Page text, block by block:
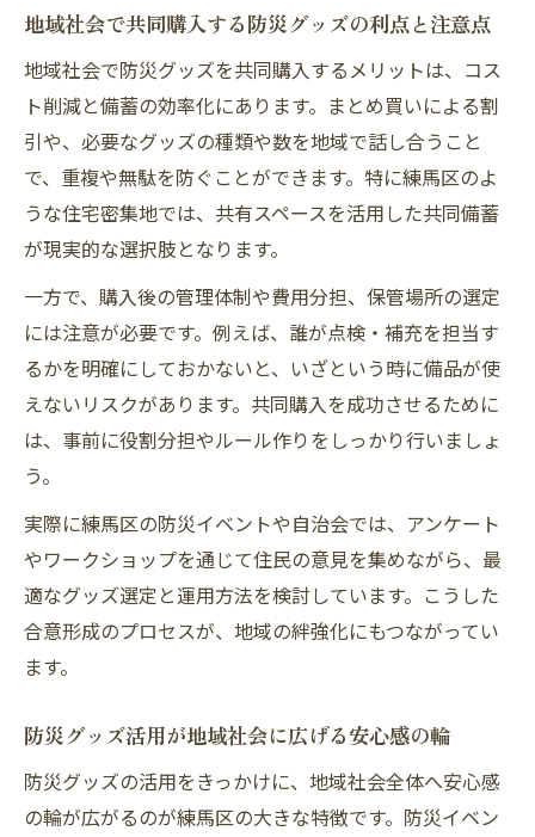
地域社会で共同購入する防災グッズの利点と注意点
地域社会で防災グッズを共同購入するメリットは、コス
ト削減と備蓄の効率化にあります。まとめ買いによる割
引や、必要なグッズの種類や数を地域で話し合うこと
で、重複や無駄を防ぐことができます。特に練馬区のよ
うな住宅密集地では、共有スペースを活用した共同備蓄
が現実的な選択肢となります。
一方で、購入後の管理体制や費用分担、保管場所の選定
には注意が必要です。例えば、誰が点検・補充を担当す
るかを明確にしておかないと、いざという時に備品が使
えないリスクがあります。共同購入を成功させるために
は、事前に役割分担やルール作りをしっかり行いましょ
う。
実際に練馬区の防災イベントや自治会では、アンケート
やワークショップを通じて住民の意見を集めながら、最
適なグッズ選定と運用方法を検討しています。こうした
合意形成のプロセスが、地域の絆強化にもつながってい
ます。
防災グッズ活用が地域社会に広げる安心感の輪
防災グッズの活用をきっかけに、地域社会全体へ安心感
の輪が広がるのが練馬区の大きな特徴です。防災イベン